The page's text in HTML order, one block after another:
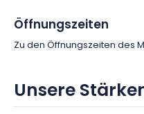
Öffnungszeiten
Zu den Öffnungszeiten des
Unsere